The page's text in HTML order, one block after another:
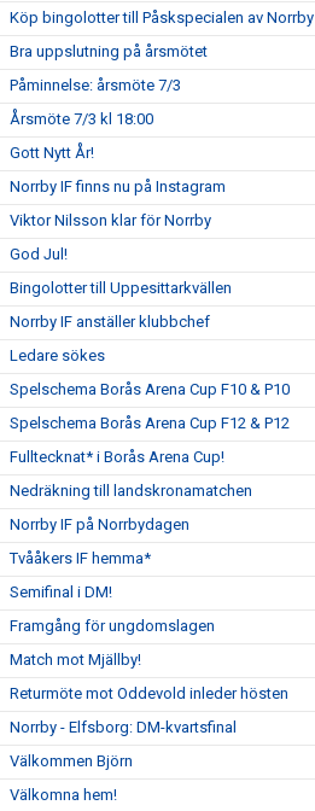
Köp bingolotter till Påskspecialen av Norrby
Bra uppslutning på årsmötet
Påminnelse: årsmöte 7/3
Årsmöte 7/3 kl 18:00
Gott Nytt År!
Norrby IF finns nu på Instagram
Viktor Nilsson klar för Norrby
God Jul!
Bingolotter till Uppesittarkvällen
Norrby IF anställer klubbchef
Ledare sökes
Spelschema Borås Arena Cup F10 & P10
Spelschema Borås Arena Cup F12 & P12
Fulltecknat* i Borås Arena Cup!
Nedräkning till landskronamatchen
Norrby IF på Norrbydagen
Tvååkers IF hemma*
Semifinal i DM!
Framgång för ungdomslagen
Match mot Mjällby!
Returmöte mot Oddevold inleder hösten
Norrby - Elfsborg: DM-kvartsfinal
Välkommen Björn
Välkomna hem!